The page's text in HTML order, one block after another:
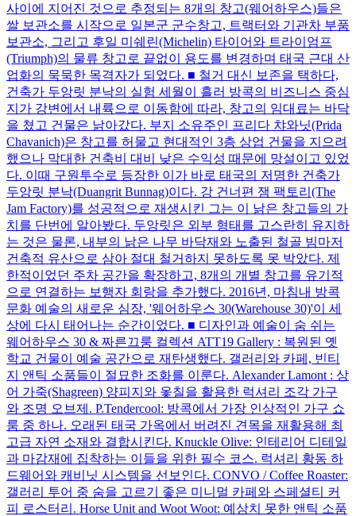
사이에 지어진 것으로 추정되는 8개의 창고(웨어하우스)들은
쌀 보관소를 시작으로 일본군 군수창고, 트랙터와 기관차 부품
보관소, 그리고 후일 미쉐린(Michelin) 타이어와 트라이엄프
(Triumph)의 물류 창고로 끝없이 용도를 변경하며 태국 근대 산
업화의 묵묵한 목격자가 되었다. ■ 철거 대신 보존을 택하다,
건축가 두앙릿 분낙의 실험 세월이 흘러 방콕의 비즈니스 중심
지가 강변에서 내륙으로 이동함에 따라, 창고의 임대료는 바닥
을 쳤고 건물은 낡아갔다. 부지 소유주인 프리다 챠와닛(Prida
Chavanich)은 창고를 허물고 현대적인 3층 상업 건물을 지으려
했으나 막대한 건축비 대비 낮은 수익성 때문에 망설이고 있었
다. 이때 구원투수로 등장한 이가 바로 태국의 저명한 건축가
두앙릿 분낙(Duangrit Bunnag)이다. 강 건너편 잼 팩토리(The
Jam Factory)를 성공적으로 재생시킨 그는 이 낡은 창고들의 가
치를 단번에 알아봤다. 두앙릿은 외부 형태를 고스란히 유지하
는 것은 물론, 내부의 낡은 나무 바닥재와 노출된 철골 빔마저
건축적 유산으로 삼아 절대 철거하지 못하도록 못 박았다. 제
한적이었던 주차 공간을 확장하고, 8개의 개별 창고를 유기적
으로 연결하는 보행자 회랑을 추가했다. 2016년, 마침내 방콕
문화 예술의 새로운 심장, '웨어하우스 30(Warehouse 30)'이 세
상에 다시 태어나는 순간이었다. ■ 디자인과 예술이 숨 쉬는
웨어하우스 30 & 짜른끄룽 컬렉션 ATT19 Gallery : 복원된 옛
학교 건물이 예술 공간으로 재탄생했다. 갤러리와 카페, 빈티
지 앤틱 소품들이 절묘한 조화를 이룬다. Alexander Lamont : 상
어 가죽(Shagreen) 양피지와 옻칠을 활용한 럭셔리 조각 가구
와 조명 오브제. P.Tendercool: 방콕에서 가장 인상적인 가구 쇼
룸 중 하나. 오래된 태국 가옥에서 버려진 견목을 재활용해 최
고급 자연 소재와 결합시킨다. Knuckle Olive: 인테리어 디테일
과 마감재에 집착하는 이들을 위한 필수 코스. 럭셔리 황동 하
드웨어와 캐비닛 시스템을 선보인다. CONVO / Coffee Roaster:
갤러리 투어 중 숨을 고르기 좋은 미니멀 카페와 스페셜티 커
피 로스터리. Horse Unit and Woot Woot: 예상치 못한 앤틱 소품